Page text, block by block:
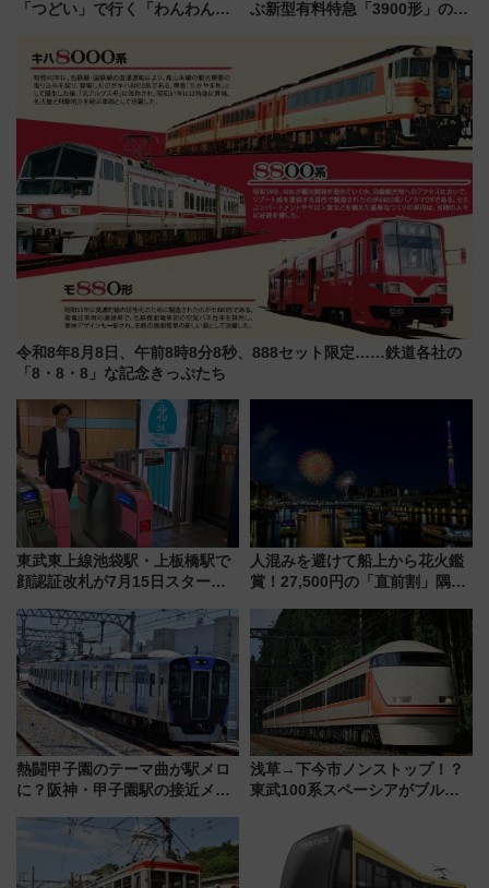
「つどい」で行く「わんわん列
める日帰りツアー
ぶ新型有料特急「3900形」のコ
令和8年8月8日、午前8時8分8秒、888セット限定……鉄道各社の
「8・8・8」な記念きっぷたち
東武東上線池袋駅・上板橋駅で
顔認証改札が7月15日スター
でシームレスに
人混みを避けて船上から花火鑑
賞！27,500円の「直前割」隅田
メも持ち込みOK
熱闘甲子園のテーマ曲が駅メロ
に？阪神・甲子園駅の接近メロ
谷実アレンジの特別仕様へ、8月
5日始発から
浅草→下今市ノンストップ！？
東武100系スペーシアがブルー
ー当時の停車駅」を再現 運転
時刻や特急券の買い方を紹介